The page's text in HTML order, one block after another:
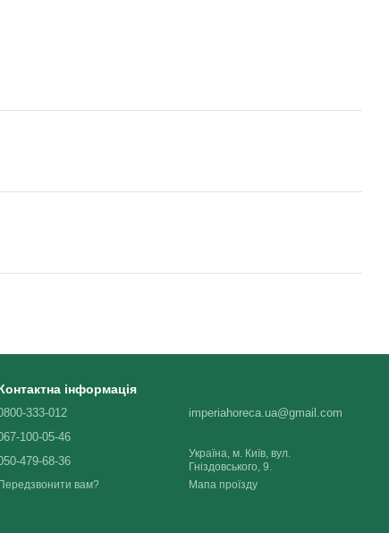
інформація
333-012
100-05-46
479-68-36
Передзвонити вам?
imperiahoreca.ua@gmail.com
Україна, м. Київ, вул.
Гніздовського, 9.
Мапа проїзду